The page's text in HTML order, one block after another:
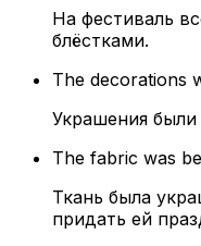
На фестиваль
блёстками.
The decorations
Украшения
The fabric was
Ткань была
придать ей